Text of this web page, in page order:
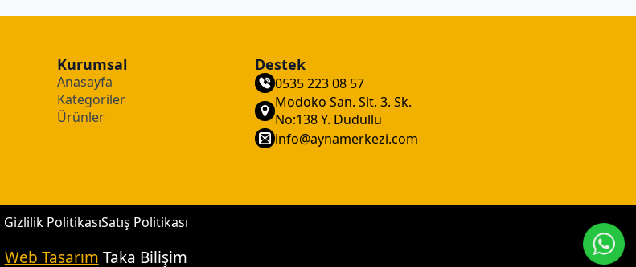
Kurumsal
Anasayfa
Kategoriler
Ürünler
Destek
0535 223 08 57
Modoko San. Sit. 3. Sk.
No:138 Y. Dudullu
info@aynamerkezi.com
Gizlilik PolitikasıSatış Politikası
Web Tasarım Taka Bilişim